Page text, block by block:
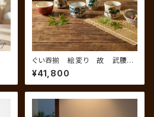
ぐい吞揃 絵変り 故 武腰正
一郎
¥41,800